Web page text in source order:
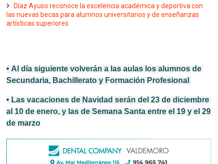
Díaz Ayuso reconoce la excelencia académica y deportiva con
las nuevas becas para alumnos universitarios y de enseñanzas
artísticas superiores
• Al día siguiente volverán a las aulas los alumnos de
Secundaria, Bachillerato y Formación Profesional
• Las vacaciones de Navidad serán del 23 de diciembre
al 10 de enero, y las de Semana Santa entre el 19 y el 29
de marzo